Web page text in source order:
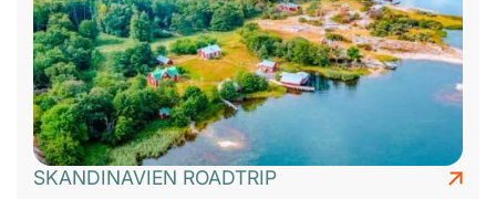
SKANDINAVIEN ROADTRIP